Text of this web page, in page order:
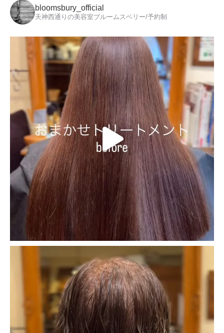
bloomsbury_official
天神西通りの美容室ブルームスベリー/予約制